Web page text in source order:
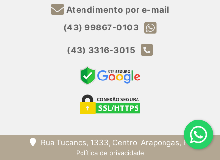
Atendimento por e-mail
(43) 99867-0103
(43) 3316-3015
Rua Tucanos, 1333, Centro, Arapongas, PR
Política de privacidade